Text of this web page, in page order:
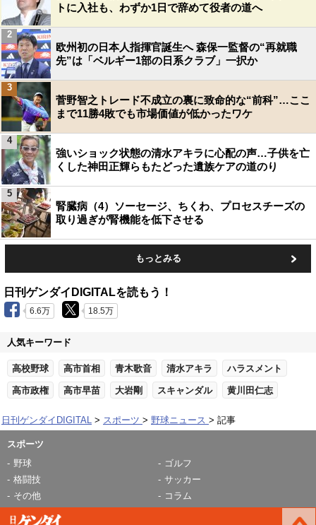
トに入社も、わずか1日で辞めて役者の道へ
欧州初の日本人指揮官誕生へ 森保一監督の“再就職
先”は「ベルギー1部の日系クラブ」一択か
2
菅野智之トレード不成立の裏に致命的な“前科”…ここ
まで11勝4敗でも市場価値が低かったワケ
3
強いショック状態の清水アキラに心配の声…子供を亡
くした神田正輝らもたどった遺族ケアの道のり
4
腎臓病（4）ソーセージ、ちくわ、プロセスチーズの
取り過ぎが腎機能を低下させる
5
もっとみる
日刊ゲンダイDIGITALを読もう！
6.6万 18.5万
人気キーワード
高校野球 高市首相 青木歌音 清水アキラ ハラスメント
高市政権 高市早苗 大岩剛 スキャンダル 黄川田仁志
日刊ゲンダイDIGITAL スポーツ 野球ニュース 記事
スポーツ
野球
ゴルフ
格闘技
サッカー
その他
コラム